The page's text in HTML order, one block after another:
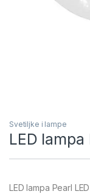
Svetiljke i lampe
LED lampa
LED lampa Pearl